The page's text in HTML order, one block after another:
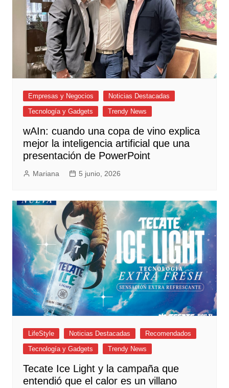
Empresas y Negocios
Noticias Destacadas
Tecnología y Gadgets
Trendy News
wAIn: cuando una copa de vino explica
mejor la inteligencia artificial que una
presentación de PowerPoint
Mariana 5 junio, 2026
LifeStyle Noticias Destacadas
Recomendados
Tecnología y Gadgets
Trendy News
Tecate Ice Light y la campaña que
entendió que el calor es un villano